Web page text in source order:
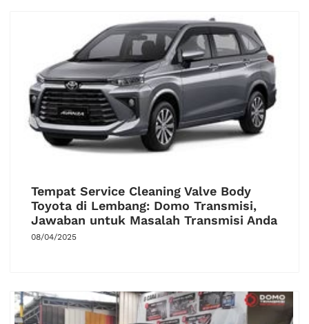
Tempat Service Cleaning Valve Body
Toyota di Lembang: Domo Transmisi,
Jawaban untuk Masalah Transmisi Anda
08/04/2025